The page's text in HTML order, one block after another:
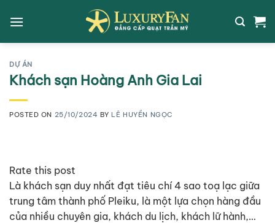
DỰ ÁN
Khách sạn Hoàng Anh Gia Lai
POSTED ON 25/10/2024 BY LÊ HUYỀN NGỌC
Rate this post
Là khách sạn duy nhất đạt tiêu chí 4 sao toạ lạc giữa
trung tâm thành phố Pleiku, là một lựa chọn hàng đầu
của nhiều chuyên gia, khách du lịch, khách lữ hành,…